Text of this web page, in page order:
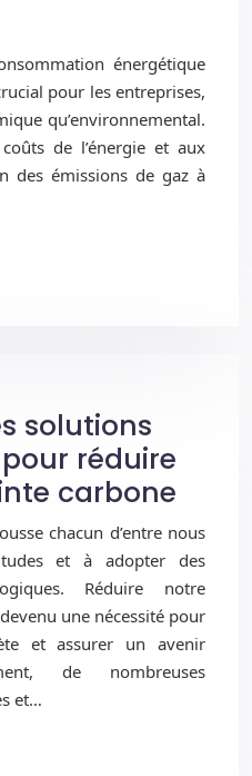
énergétique
pour les entreprises,
qu’environnemental.
de l’énergie et aux
des émissions de gaz à
solutions
réduire
carbone
chacun d’entre nous
et à adopter des
Réduire notre
une nécessité pour
et assurer un avenir
de nombreuses
et…